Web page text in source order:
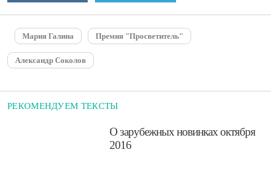
Мария Галина Премия "Просветитель"
Александр Соколов
РЕКОМЕНДУЕМ ТЕКСТЫ
О зарубежных новинках октября
2016